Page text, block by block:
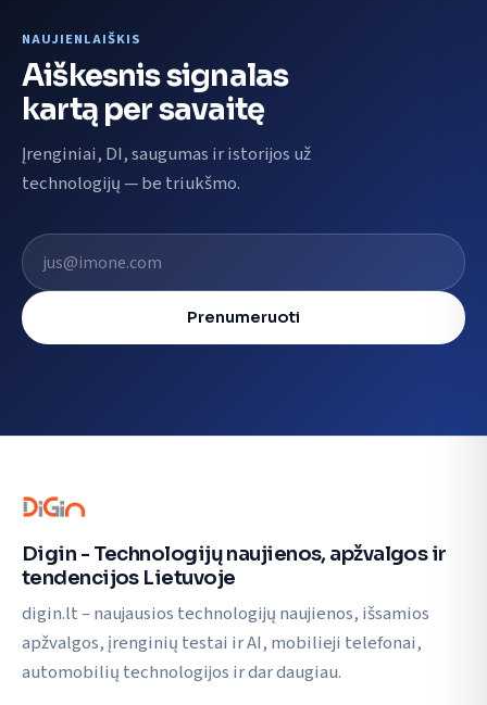
NAUJIENLAIŠKIS
Aiškesnis signalas
kartą per savaitę
Įrenginiai, DI, saugumas ir istorijos už
technologijų — be triukšmo.
El. pašto adresas
Prenumeruoti
Digin - Technologijų naujienos, apžvalgos ir
tendencijos Lietuvoje
digin.lt – naujausios technologijų naujienos, išsamios
apžvalgos, įrenginių testai ir AI, mobilieji telefonai,
automobilių technologijos ir dar daugiau.